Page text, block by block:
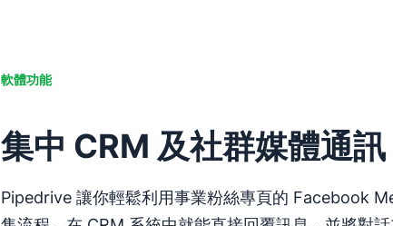
軟體功能
集中 CRM 及社群媒體通訊
Pipedrive 讓你輕鬆利用事業粉絲專頁的 Facebook